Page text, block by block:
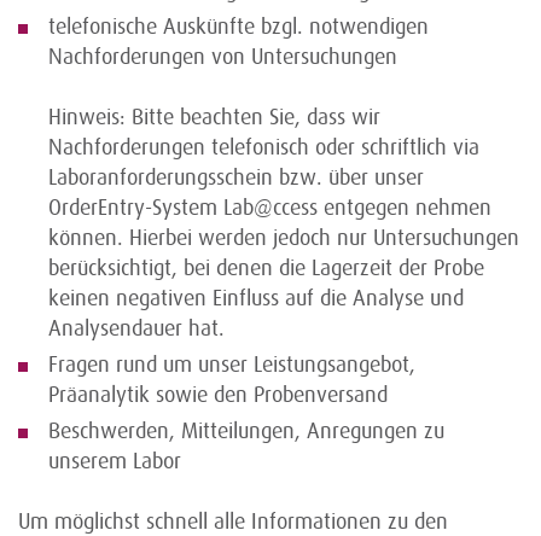
telefonische Auskünfte bzgl. notwendigen
Nachforderungen von Untersuchungen
Hinweis: Bitte beachten Sie, dass wir
Nachforderungen telefonisch oder schriftlich via
Laboranforderungsschein bzw. über unser
OrderEntry-System Lab@ccess entgegen nehmen
können. Hierbei werden jedoch nur Untersuchungen
berücksichtigt, bei denen die Lagerzeit der Probe
keinen negativen Einfluss auf die Analyse und
Analysendauer hat.
Fragen rund um unser Leistungsangebot,
Präanalytik sowie den Probenversand
Beschwerden, Mitteilungen, Anregungen zu
unserem Labor
Um möglichst schnell alle Informationen zu den